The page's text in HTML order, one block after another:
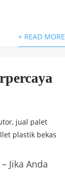
+ READ MORE
, jual palet
plastik bekas
Jika Anda